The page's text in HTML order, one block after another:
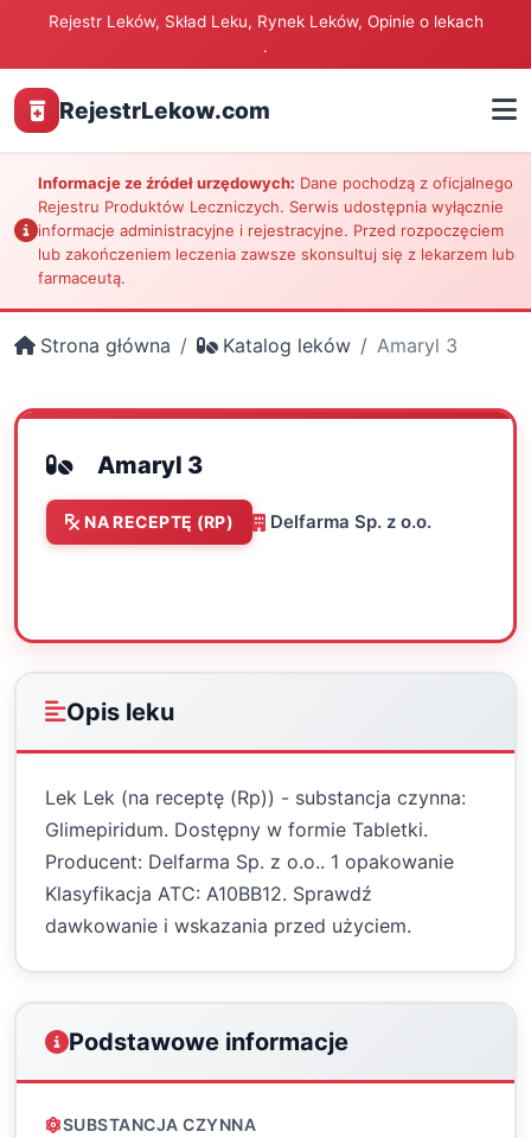
Rejestr Leków, Skład Leku, Rynek Leków, Opinie o lekach
.
RejestrLekow.com
Informacje ze źródeł urzędowych: Dane pochodzą z oficjalnego
Rejestru Produktów Leczniczych. Serwis udostępnia wyłącznie
informacje administracyjne i rejestracyjne. Przed rozpoczęciem
lub zakończeniem leczenia zawsze skonsultuj się z lekarzem lub
farmaceutą.
Strona główna Katalog leków Amaryl 3
Amaryl 3
NA RECEPTĘ (RP) Delfarma Sp. z o.o.
Opis leku
Lek Lek (na receptę (Rp)) - substancja czynna:
Glimepiridum. Dostępny w formie Tabletki.
Producent: Delfarma Sp. z o.o.. 1 opakowanie
Klasyfikacja ATC: A10BB12. Sprawdź
dawkowanie i wskazania przed użyciem.
Podstawowe informacje
SUBSTANCJA CZYNNA